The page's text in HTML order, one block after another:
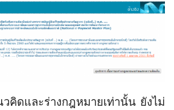
ดและร่างกฎหมายเท่านั้น ยังไม่